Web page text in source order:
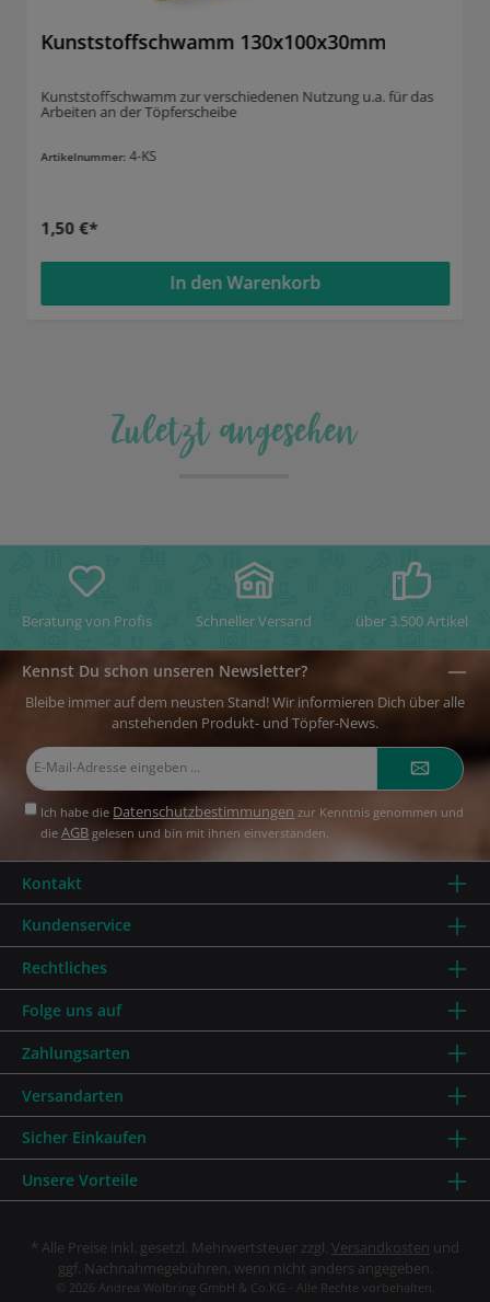
Kunststoffschwamm 130x100x30mm
Kunststoffschwamm zur verschiedenen Nutzung u.a. für das
Arbeiten an der Töpferscheibe
Artikelnummer: 4-KS
1,50 €*
In den Warenkorb
Zuletzt angesehen
Beratung von Profis Schneller Versand über 3.500 Artikel
Kennst Du schon unseren Newsletter?
Bleibe immer auf dem neusten Stand! Wir informieren Dich über alle
anstehenden Produkt- und Töpfer-News.
Ich habe die Datenschutzbestimmungen zur Kenntnis genommen und
dieAGB gelesen und bin mit ihnen einverstanden.
Kundenservice
Rechtliches
Kontakt
Zahlungsarten
Versandarten
Sicher Einkaufen
Folge uns auf
Unsere Vorteile
* Alle Preise inkl. gesetzl. Mehrwertsteuer zzgl. Versandkosten und
ggf. Nachnahmegebühren, wenn nicht anders angegeben.
© 2026 Andrea Wolbring GmbH & Co.KG - Alle Rechte vorbehalten.